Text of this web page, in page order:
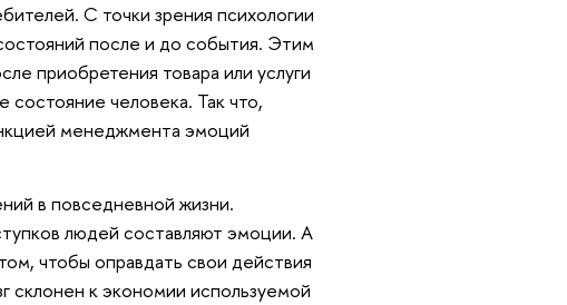
С точки зрения психологии
после и до события. Этим
приобретения товара или услуги
человека. Так что,
менеджмента эмоций
в повседневной жизни.
людей составляют эмоции. А
чтобы оправдать свои действия
склонен к экономии используемой